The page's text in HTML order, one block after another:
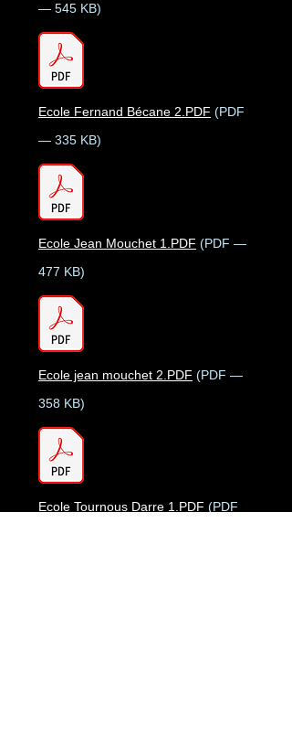
— 545 KB)
Ecole Fernand Bécane 2.PDF (PDF
— 335 KB)
Ecole Jean Mouchet 1.PDF (PDF —
477 KB)
Ecole jean mouchet 2.PDF (PDF —
358 KB)
Ecole Tournous Darre 1.PDF (PDF